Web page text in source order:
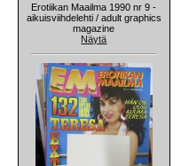
Erotiikan Maailma 1990 nr 9 -
aikuisviihdelehti / adult graphics
magazine
Näytä